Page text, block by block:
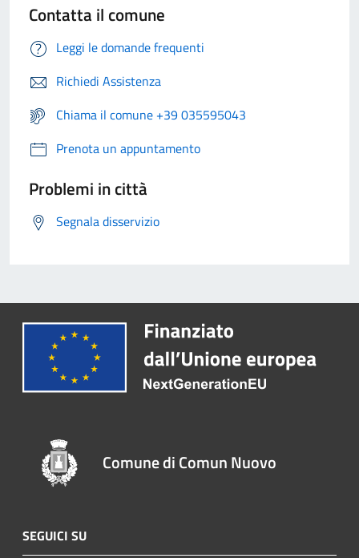
Contatta il comune
Leggi le domande frequenti
Richiedi Assistenza
Chiama il comune +39 035595043
Prenota un appuntamento
Problemi in città
Segnala disservizio
Comune di Comun Nuovo
SEGUICI SU